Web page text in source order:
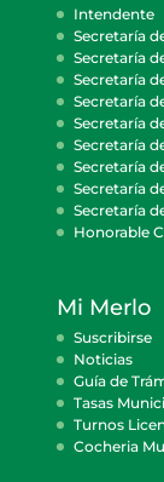
Intendente
Secretaría
Secretaría
Secretaría
Secretaría
Secretaría
Secretaría
Secretaría
Secretaría
Secretaría
Honorable
Mi Merlo
Suscribirse
Noticias
Guía de
Tasas
Turnos
Cocheria